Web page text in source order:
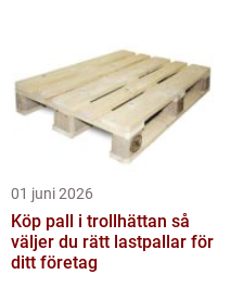
01 juni 2026
Köp pall i trollhättan så
väljer du rätt lastpallar för
ditt företag